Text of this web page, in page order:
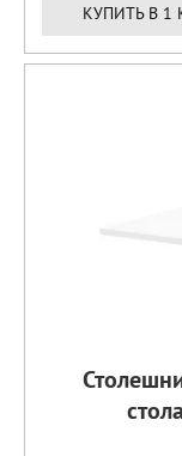
КУПИТЬ В 1